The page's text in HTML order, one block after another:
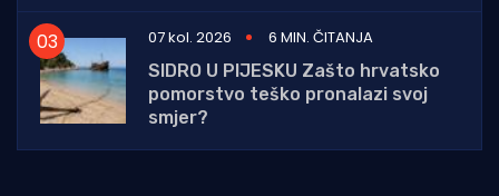
07 kol. 2026
6 MIN. ČITANJA
SIDRO U PIJESKU Zašto hrvatsko
pomorstvo teško pronalazi svoj
smjer?